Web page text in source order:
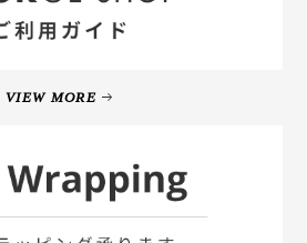
VIEW MORE